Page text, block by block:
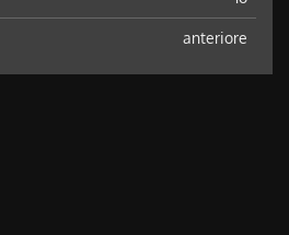
anteriore